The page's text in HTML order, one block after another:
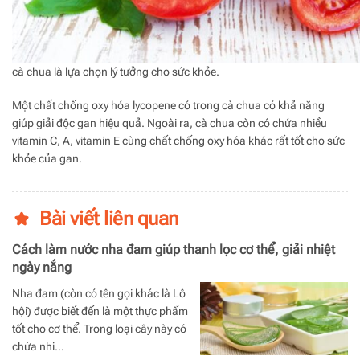
cà chua là lựa chọn lý tưởng cho sức khỏe.
Một chất chống oxy hóa lycopene có trong cà chua có khả năng
giúp giải độc gan hiệu quả. Ngoài ra, cà chua còn có chứa nhiều
vitamin C, A, vitamin E cùng chất chống oxy hóa khác rất tốt cho sức
khỏe của gan.
Bài viết liên quan
Cách làm nước nha đam giúp thanh lọc cơ thể, giải nhiệt
ngày nắng
Nha đam (còn có tên gọi khác là Lô
hội) được biết đến là một thực phẩm
tốt cho cơ thể. Trong loại cây này có
chứa nhi…